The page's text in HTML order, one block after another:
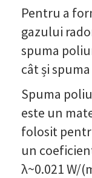
Pentru a
gazului
spuma
cât și
Spuma
este un
folosit
un
λ~0.021 W/